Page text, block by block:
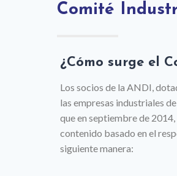
Comité
¿Cómo surge el
Los socios de la ANDI,
las empresas industriales
que en septiembre de
contenido basado en el
siguiente manera: